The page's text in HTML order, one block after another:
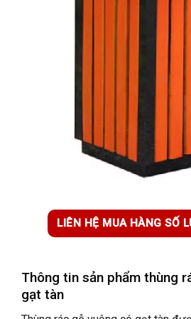
LIÊN HỆ MUA HÀNG SỐ
Thông tin sản phẩm thùng
gạt tàn